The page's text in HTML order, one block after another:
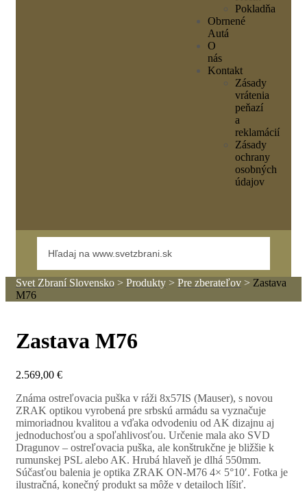
Pokladňa
Obrnené
Autá
O
nás
Kontakt
Zásady
vrátenia
peňazí
a
reklamácií
Zásady
ochrany
osobných
údajov
Svet Zbraní Slovensko > Produkty > Pre zberateľov > Zastava
M76
Zastava M76
2.569,00 €
Známa ostreľovacia puška v ráži 8x57IS (Mauser), s novou
ZRAK optikou vyrobená pre srbskú armádu sa vyznačuje
mimoriadnou kvalitou a vďaka odvodeniu od AK dizajnu aj
jednoduchosťou a spoľahlivosťou. Určenie mala ako SVD
Dragunov – ostreľovacia puška, ale konštrukčne je bližšie k
rumunskej PSL alebo AK. Hrubá hlaveň je dlhá 550mm.
Súčasťou balenia je optika ZRAK ON-M76 4× 5°10′. Fotka je
ilustračná, konečný produkt sa môže v detailoch líšiť.